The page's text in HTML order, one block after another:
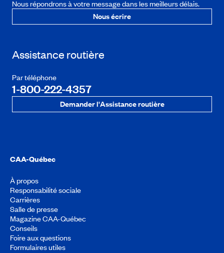
Nous répondrons à votre message dans les meilleurs délais.
Nous écrire
Assistance routière
Par téléphone
1-800-222-4357
Demander l'Assistance routière
CAA-Québec
À propos
Responsabilité sociale
Carrières
Salle de presse
Magazine CAA-Québec
Conseils
Foire aux questions
Formulaires utiles